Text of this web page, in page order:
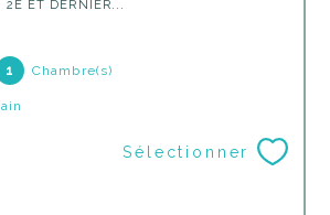
ET DERNIER...
1 Chambre(s)
Sélectionner